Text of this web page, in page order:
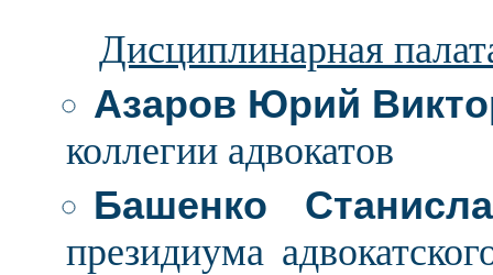
Дисциплинарная
Азаров Юрий
коллегии адвокатов
Башенко
президиума